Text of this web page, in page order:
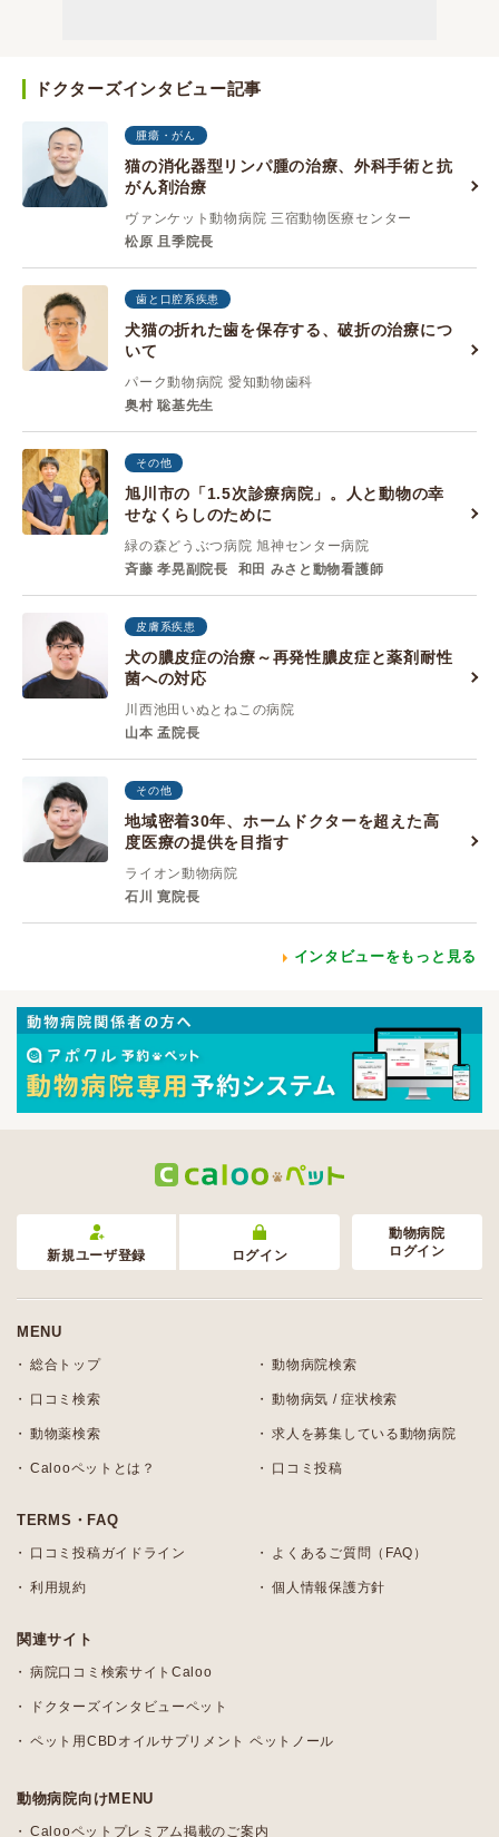
ドクターズインタビュー記事
腫瘍・がん
猫の消化器型リンパ腫の治療、外科手術と抗
がん剤治療
ヴァンケット動物病院 三宿動物医療センター
松原 且季院長
歯と口腔系疾患
犬猫の折れた歯を保存する、破折の治療につ
いて
パーク動物病院 愛知動物歯科
奥村 聡基先生
その他
旭川市の「1.5次診療病院」。人と動物の幸
せなくらしのために
緑の森どうぶつ病院 旭神センター病院
斉藤 孝晃副院長
和田 みさと動物看護師
皮膚系疾患
犬の膿皮症の治療～再発性膿皮症と薬剤耐性
菌への対応
川西池田いぬとねこの病院
山本 孟院長
その他
地域密着30年、ホームドクターを超えた高
度医療の提供を目指す
ライオン動物病院
石川 寛院長
インタビューをもっと見る
新規ユーザ登録 ログイン
動物病院
ログイン
MENU
総合トップ 動物病院検索
口コミ検索 動物病気 / 症状検索
動物薬検索 求人を募集している動物病院
Calooペットとは？ 口コミ投稿
TERMS・FAQ
口コミ投稿ガイドライン よくあるご質問（FAQ）
利用規約 個人情報保護方針
関連サイト
病院口コミ検索サイトCaloo
ドクターズインタビューペット
ペット用CBDオイルサプリメント ペットノール
動物病院向けMENU
Calooペットプレミアム掲載のご案内